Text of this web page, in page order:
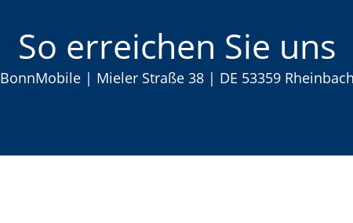
So erreichen Sie uns
BonnMobile | Mieler Straße 38 | DE 53359